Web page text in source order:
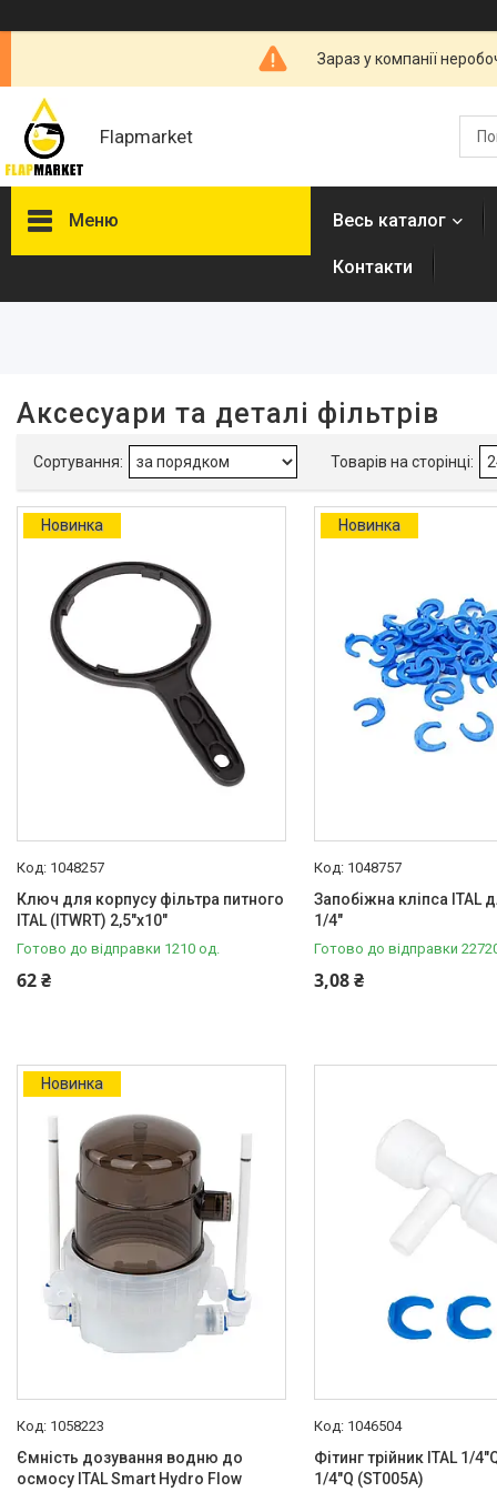
Зараз у компанії
Flapmarket
Меню
Наявність
Виробник
ITAL 102
USTM
Тип змішувача (крана)
Монокран 1
Етилен-пропіленовий каучук
Полиэтилен
Поліпропілен 60
Сталева 9
Напруження мережі
Пластик
Використання
Для питної води 4
Для холодної води 1
Типорозмір картриджу
2,5"х10" 2
ВВ 20
Опалювальна техніка
Змішувачі
Весь каталог
Контакти
Аксесуари та деталі фільтрів
Новинка
1048257
Ключ для корпусу фільтра питного
ITAL (ITWRT) 2,5"х10"
Готово до відправки 1210 од.
62 ₴
Новинка
1048757
Запобіжна кліпса ITAL
1/4"
Готово до відправки
3,08 ₴
Новинка
1058223
Ємність дозування водню до
осмосу ITAL Smart Hydro Flow
1046504
Фітинг трійник ITAL 1/
1/4"Q (ST005A)